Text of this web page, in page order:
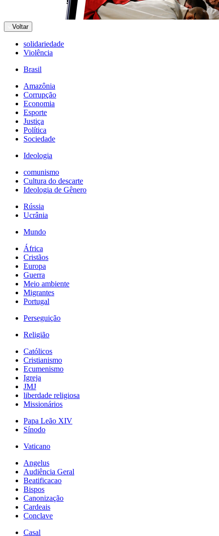
Voltar
solidariedade
Violência
Brasil
Amazônia
Corrupção
Economia
Esporte
Justiça
Política
Sociedade
Ideologia
comunismo
Cultura do descarte
Ideologia de Gênero
Rússia
Ucrânia
Mundo
África
Cristãos
Europa
Guerra
Meio ambiente
Migrantes
Portugal
Perseguição
Religião
Católicos
Cristianismo
Ecumenismo
Igreja
JMJ
liberdade religiosa
Missionários
Papa Leão XIV
Sínodo
Vaticano
Angelus
Audiência Geral
Beatificacao
Bispos
Canonização
Cardeais
Conclave
Casal